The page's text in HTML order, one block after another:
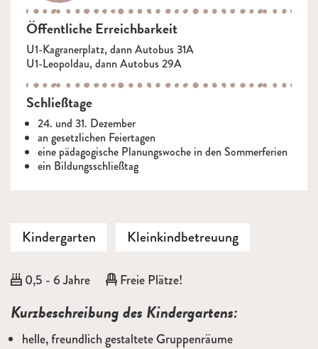
Öffentliche Erreichbarkeit
U1-Kagranerplatz, dann Autobus 31A
U1-Leopoldau, dann Autobus 29A
Schließtage
24. und 31. Dezember
an gesetzlichen Feiertagen
eine pädagogische Planungswoche in den Sommerferien
ein Bildungsschließtag
Kindergarten Kleinkindbetreuung
Alter:
0,5 - 6 Jahre Freie Plätze!
Beschreibung
Kurzbeschreibung des Kindergartens:
helle, freundlich gestaltete Gruppenräume